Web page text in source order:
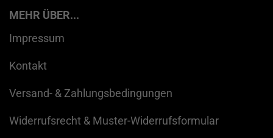
MEHR ÜBER...
Impressum
Kontakt
Versand- & Zahlungsbedingungen
Widerrufsrecht & Muster-Widerrufsformular